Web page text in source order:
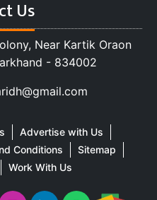
Us
Near Kartik Oraon
- 834002
Advertise with Us
Conditions
Sitemap
Work With Us